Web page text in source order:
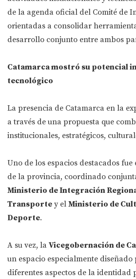
de la agenda oficial del Comité de
orientadas a consolidar
desarrollo conjunto entre ambos
Catamarca mostró su potencial
tecnológico
La presencia de Catamarca en la
a través de una propuesta que
institucionales, estratégicos,
Uno de los espacios destacados
de la provincia, coordinado
Ministerio de Integración
Transporte y el Ministerio de
Deporte.
A su vez, la Vicegobernación de
un espacio especialmente
diferentes aspectos de la identidad